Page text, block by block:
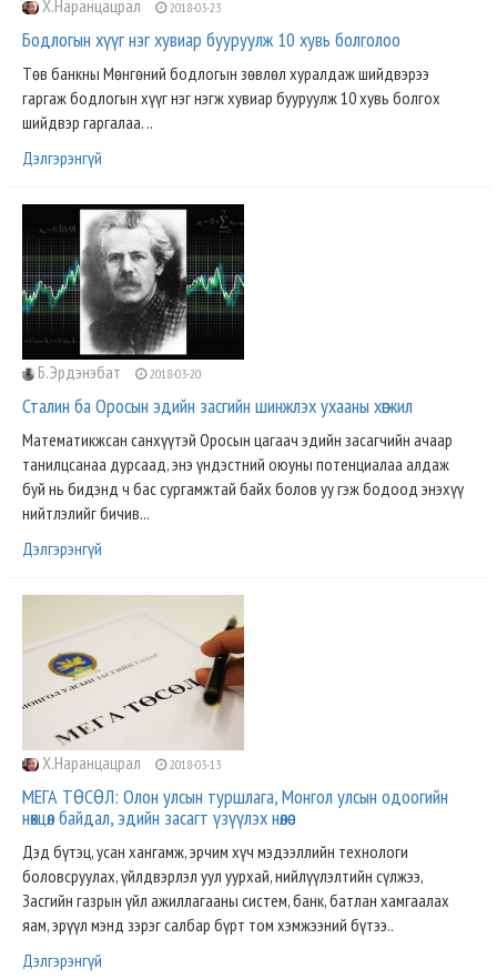
Х.Наранцацрал 2018-03-23
Бодлогын хүүг нэг хувиар бууруулж 10 хувь болголоо
Төв банкны Мөнгөний бодлогын зөвлөл хуралдаж шийдвэрээ
гаргаж бодлогын хүүг нэг нэгж хувиар бууруулж 10 хувь болгох
шийдвэр гаргалаа. ..
Дэлгэрэнгүй
Б.Эрдэнэбат 2018-03-20
Сталин ба Оросын эдийн засгийн шинжлэх ухааны хөгжил
Математикжсан санхүүтэй Оросын цагаач эдийн засагчийн ачаар
танилцсанаа дурсаад, энэ үндэстний оюуны потенциалаа алдаж
буй нь бидэнд ч бас сургамжтай байх болов уу гэж бодоод энэхүү
нийтлэлийг бичив...
Дэлгэрэнгүй
Х.Наранцацрал 2018-03-13
МЕГА ТӨСӨЛ: Олон улсын туршлага, Монгол улсын одоогийн
нөхцөл байдал, эдийн засагт үзүүлэх нөлөө
Дэд бүтэц, усан хангамж, эрчим хүч мэдээллийн технологи
боловсруулах, үйлдвэрлэл уул уурхай, нийлүүлэлтийн сүлжээ,
Засгийн газрын үйл ажиллагааны систем, банк, батлан хамгаалах
яам, эрүүл мэнд зэрэг салбар бүрт том хэмжээний бүтээ..
Дэлгэрэнгүй